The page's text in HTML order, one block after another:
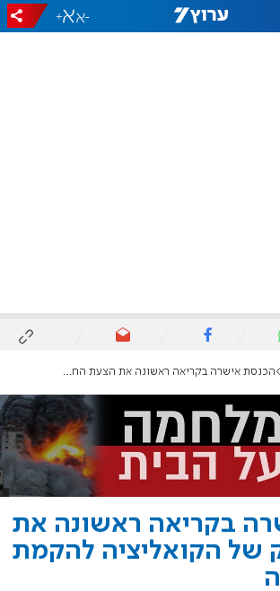
-
+
הכנסת אישרה בקריאה ראשונה את הצעת החוק של הקואליציה להקמת ועדת חקירה
בקריאה ראשונה את
של הקואליציה להקמת